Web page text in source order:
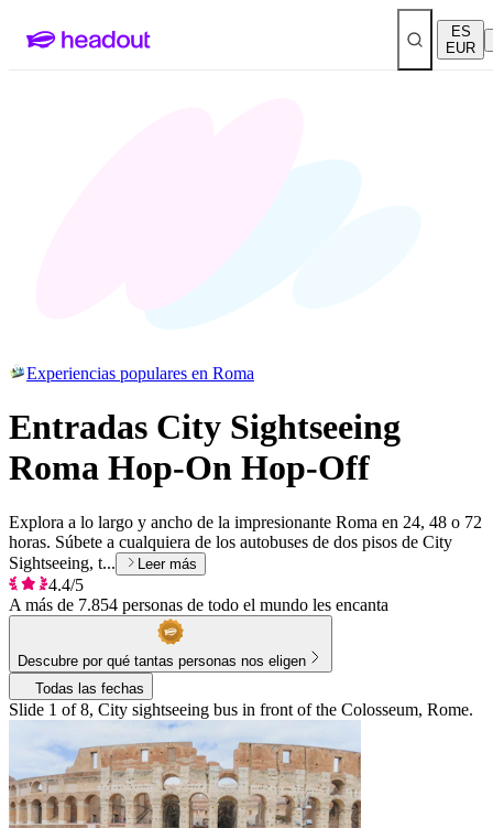
ES
EUR
Experiencias populares en Roma
Entradas City Sightseeing
Roma Hop-On Hop-Off
Explora a lo largo y ancho de la impresionante Roma en 24, 48 o 72
horas. Súbete a cualquiera de los autobuses de dos pisos de City
Sightseeing, t...
Leer más
4.4/5
A más de 7.854 personas de todo el mundo les encanta
Descubre por qué tantas personas nos eligen
Todas las fechas
Slide 1 of 8, City sightseeing bus in front of the Colosseum, Rome.